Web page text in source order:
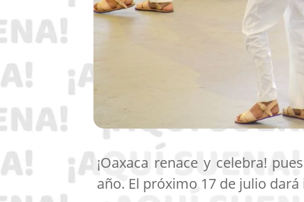
¡Oaxaca renace y celebra!
año. El próximo 17 de julio